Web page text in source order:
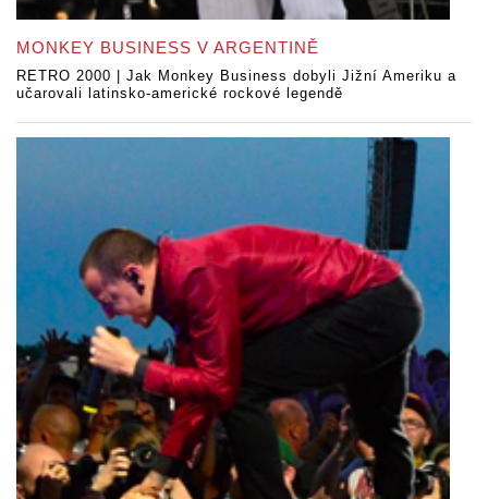
MONKEY BUSINESS V ARGENTINĚ
RETRO 2000 | Jak Monkey Business dobyli Jižní Ameriku a
učarovali latinsko-americké rockové legendě